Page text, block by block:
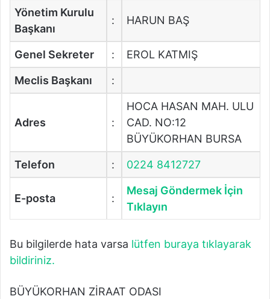
Yönetim Kurulu
Başkanı
: HARUN BAŞ
Genel Sekreter : EROL KATMIŞ
Meclis Başkanı :
Adres :
HOCA HASAN MAH. ULU
CAD. NO:12
BÜYÜKORHAN BURSA
Telefon : 0224 8412727
E-posta :
Mesaj Göndermek İçin
Tıklayın
Bu bilgilerde hata varsa lütfen buraya tıklayarak
bildiriniz.
BÜYÜKORHAN ZİRAAT ODASI